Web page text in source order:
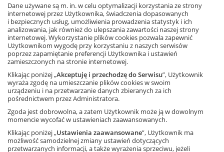
Dane używane są m. in. w celu optymalizacji korzystania ze strony
internetowej przez Użytkownika, świadczenia dopasowanych
i bezpiecznych usług, umożliwienia prowadzenia statystyk i ich
analizowania, jak również do ulepszania zawartości naszej strony
internetowej. Wykorzystanie plików cookies pozwala zapewnić
Użytkownikom wygodę przy korzystaniu z naszych serwisów
poprzez zapamiętanie preferencji Użytkownika i ustawień
zamieszczonych na stronie internetowej.
Klikając poniżej „Akceptuję i przechodzę do Serwisu”, Użytkownik
wyraża zgodę na umieszczanie plików cookies w swoim
urządzeniu i na przetwarzanie danych zbieranych za ich
pośrednictwem przez Administratora.
Zgoda jest dobrowolna, a zatem Użytkownik może ją w dowolnym
momencie wycofać w ustawieniach zaawansowanych.
Klikając poniżej „Ustawienia zaawansowane”, Użytkownik ma
możliwość samodzielnej zmiany ustawień dotyczących
przetwarzanych informacji, a także wyrażenia sprzeciwu, jeżeli